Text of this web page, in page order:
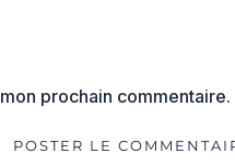
prochain commentaire.